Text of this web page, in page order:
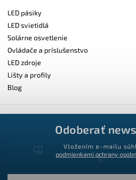
LED pásiky
LED svietidlá
Solárne osvetlenie
Ovládače a príslušenstvo
LED zdroje
Lišty a profily
Blog
Odoberať
Vložením e-mailu
podmienkami ochrany